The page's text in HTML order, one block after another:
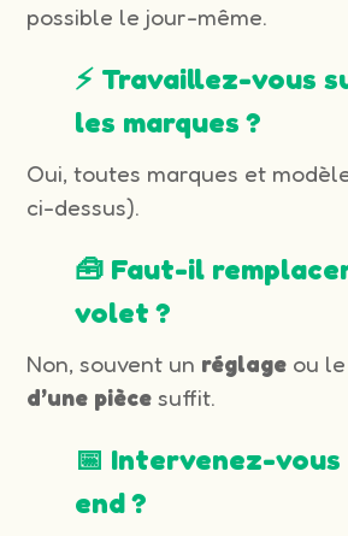
possible le jour-même.
⚡ Travaillez-vous
les marques ?
Oui, toutes marques et
ci-dessus).
🧰 Faut-il
volet ?
Non, souvent un réglage ou le
d’une pièce suffit.
📅 Intervenez-
end ?